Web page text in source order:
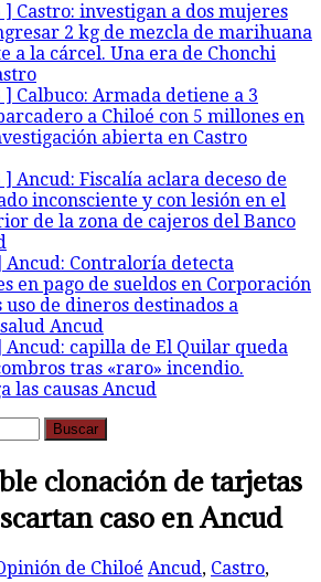
] Castro: investigan a dos mujeres
2 kg de mezcla de marihuana
a la cárcel. Una era de Chonchi
] Calbuco: Armada detiene a 3
a Chiloé con 5 millones en
abierta en Castro
] Ancud: Fiscalía aclara deceso de
inconsciente y con lesión en el
de la zona de cajeros del Banco
Ancud: Contraloría detecta
en pago de sueldos en Corporación
de dineros destinados a
Ancud
Ancud: capilla de El Quilar queda
tras «raro» incendio.
las causas Ancud
clonación de tarjetas
caso en Ancud
de Chiloé Ancud, Castro,